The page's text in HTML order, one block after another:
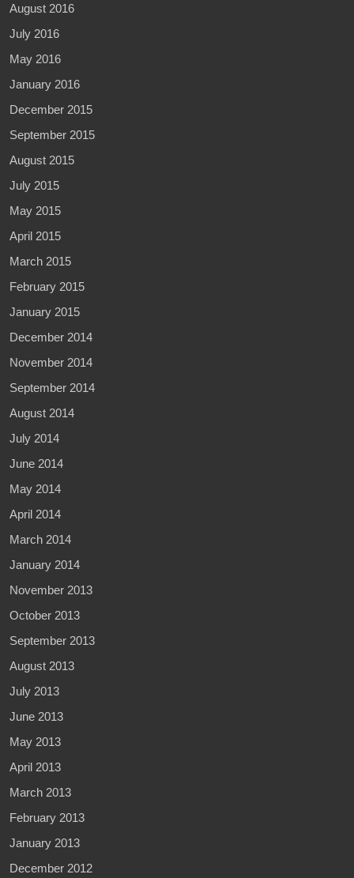
August 2016
July 2016
May 2016
January 2016
December 2015
September 2015
August 2015
July 2015
May 2015
April 2015
March 2015
February 2015
January 2015
December 2014
November 2014
September 2014
August 2014
July 2014
June 2014
May 2014
April 2014
March 2014
January 2014
November 2013
October 2013
September 2013
August 2013
July 2013
June 2013
May 2013
April 2013
March 2013
February 2013
January 2013
December 2012